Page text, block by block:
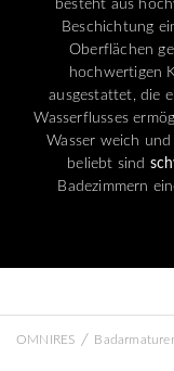
Beschichtung
Oberflächen
hochwertigen
ausgestattet, die
Wasserflusses
Wasser weich
beliebt sind
Badezimmern
OMNIRES /